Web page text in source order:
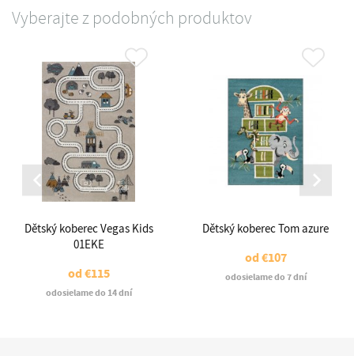
Vyberajte z podobných produktov
Dětský koberec Vegas Kids
01EKE
od€115
odosielame do 14 dní
Dětský koberec Tom azure
od€107
odosielame do 7 dní